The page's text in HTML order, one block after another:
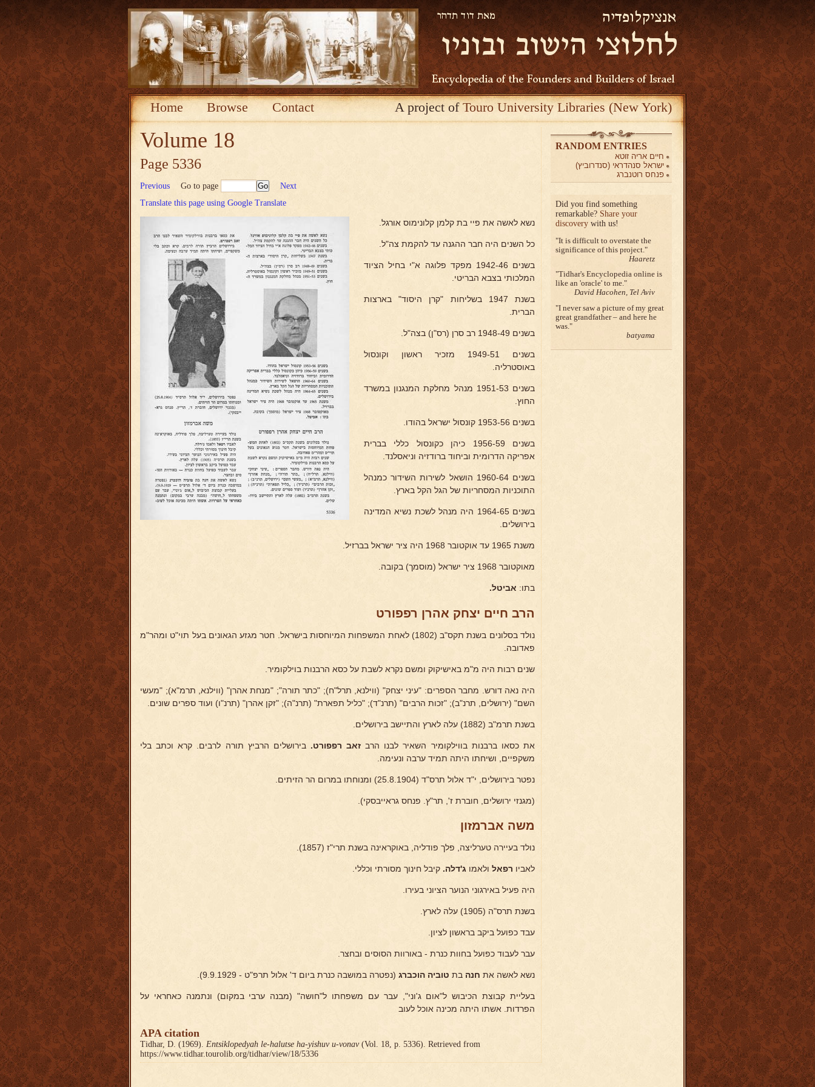
Home Browse Contact A project ofTouro University Libraries (New York)
Volume 18
Page 5336
Previous Go to page
Next
Translate this page using Google Translate
נשא לאשה את פיי בת קלמן קלונימוס אורגל.
כל השנים היה חבר ההגנה עד להקמת צה"ל.
בשנים 1942-46 מפקד פלוגה א"י בחיל הציוד
המלכותי בצבא הבריטי.
בשנת 1947 בשליחות "קרן היסוד" בארצות
הברית.
בשנים 1948-49 רב סרן (רס"ן) בצה"ל.
בשנים 1949-51 מזכיר ראשון וקונסול
באוסטרליה.
בשנים 1951-53 מנהל מחלקת המנגנון במשרד
החוץ.
בשנים 1953-56 קונסול ישראל בהודו.
בשנים 1956-59 כיהן כקונסול כללי בברית
אפריקה הדרומית וביחוד ברודזיה וניאסלנד.
בשנים 1960-64 הושאל לשירות השידור כמנהל
התוכניות המסחריות של הגל הקל בארץ.
בשנים 1964-65 היה מנהל לשכת נשיא המדינה
בירושלים.
משנת 1965 עד אוקטובר 1968 היה ציר ישראל בברזיל.
מאוקטובר 1968 ציר ישראל (מוסמך) בקובה.
בתו: אביטל.
הרב חיים יצחק אהרן רפפורט
נולד בסלונים בשנת תקס"ב (1802) לאחת המשפחות המיוחסות בישראל. חטר מגזע הגאונים בעל תוי"ט ומהר"מ
פאדובה.
שנים רבות היה מ"מ באישיקוק ומשם נקרא לשבת על כסא הרבנות בוילקומיר.
היה נאה דורש. מחבר הספרים: "עיני יצחק" (ווילנא, תרל"ח); "כתר תורה"; "מנחת אהרן" (ווילנא, תרמ"א); "מעשי
השם" (ירושלים, תרנ"ב); "זכות הרבים" (תרנ"ד); "כליל תפארת" (תרנ"ה); "זקן אהרן" (תרנ"ו) ועוד ספרים שונים.
בשנת תרמ"ב (1882) עלה לארץ והתיישב בירושלים.
את כסאו ברבנות בווילקומיר השאיר לבנו הרב זאב רפפורט. בירושלים הרביץ תורה לרבים. קרא וכתב בלי
משקפיים, ושיחתו היתה תמיד ערבה ונעימה.
נפטר בירושלים, י"ד אלול תרס"ד (25.8.1904) ומנוחתו במרום הר הזיתים.
(מגנזי ירושלים, חוברת ז', תר"ץ. פנחס גראייבסקי).
משה אברמזון
נולד בעיירה טערליצה, פלך פודליה, באוקראינה בשנת תרי"ז (1857).
לאביו רפאל ולאמו ג'דלה. קיבל חינוך מסורתי וכללי.
היה פעיל באירגוני הנוער הציוני בעירו.
בשנת תרס"ה (1905) עלה לארץ.
עבד כפועל ביקב בראשון לציון.
עבר לעבוד כפועל בחוות כנרת - באורוות הסוסים ובחצר.
נשא לאשה את חנה בת טוביה הוכברג (נפטרה במושבה כנרת ביום ד' אלול תרפ"ט - 9.9.1929).
בעליית קבוצת הכיבוש ל"אום ג'וני", עבר עם משפחתו ל"חושה" (מבנה ערבי במקום) ונתמנה כאחראי על
הפרדות. אשתו היתה מכינה אוכל לעוב
APA citation
Tidhar, D. (1969). Entsiklopedyah le-halutse ha-yishuv u-vonav(Vol. 18, p. 5336). Retrieved from
https://www.tidhar.tourolib.org/tidhar/view/18/5336
RANDOM ENTRIES
חיים אריה זוטא
ישראל סנהדראי (סנדרוביץ)
פנחס רוטנברג
Did you find something
remarkable? Share your
discovery with us!
It is difficult to overstate the
significance of this project.
Haaretz
Tidhar's Encyclopedia online is
like an 'oracle' to me.
David Hacohen, Tel Aviv
I never saw a picture of my great
great grandfather – and here he
was.
batyama